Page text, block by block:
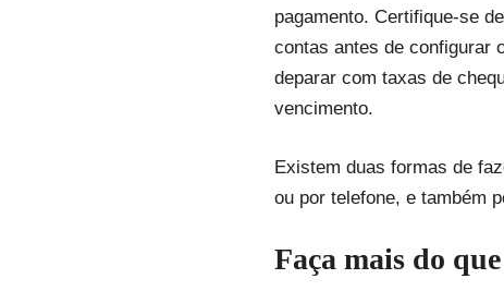
pagamento. Certifique-se
contas antes de configurar
deparar com taxas de
vencimento.
Existem duas formas de
ou por telefone, e também
Faça mais do